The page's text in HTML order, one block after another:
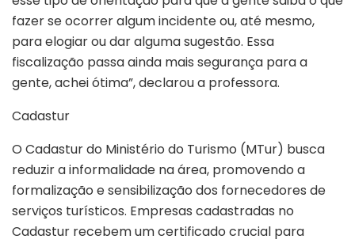
fazer se ocorrer algum incidente ou, até mesmo,
para elogiar ou dar alguma sugestão. Essa
fiscalização passa ainda mais segurança para a
gente, achei ótima”, declarou a professora.
Cadastur
O Cadastur do Ministério do Turismo (MTur) busca
reduzir a informalidade na área, promovendo a
formalização e sensibilização dos fornecedores de
serviços turísticos. Empresas cadastradas no
Cadastur recebem um certificado crucial para